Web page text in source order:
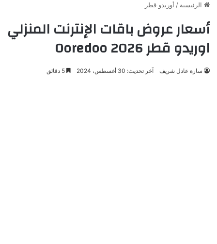
الرئيسية / أوريدو قطر
أسعار عروض باقات الإنترنت المنزلي
اوريدو قطر 2026 Ooredoo
سارة عادل شريف آخر تحديث: 30 أغسطس، 2024